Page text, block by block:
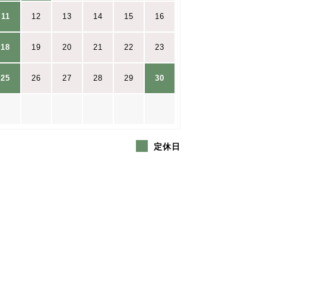
11 12 13 14 15 16
18 19 20 21 22 23
25 26 27 28 29 30
定休日